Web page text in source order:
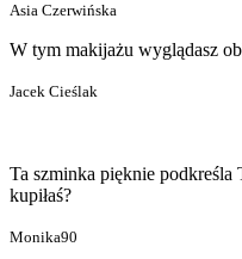
Asia Czerwińska
W tym makijażu wyglądasz
Jacek Cieślak
Ta szminka pięknie
kupiłaś?
Monika90